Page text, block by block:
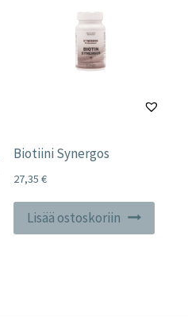
Biotiini Synergos
27,35 €
Lisää ostoskoriin